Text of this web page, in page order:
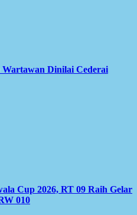
Dinilai Cederai
Cup 2026, RT 09 Raih Gelar
010